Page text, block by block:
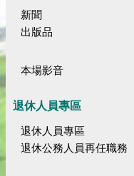
新聞
出版品
本場影音
退休人員專區
退休人員專區
退休公務人員再任職務